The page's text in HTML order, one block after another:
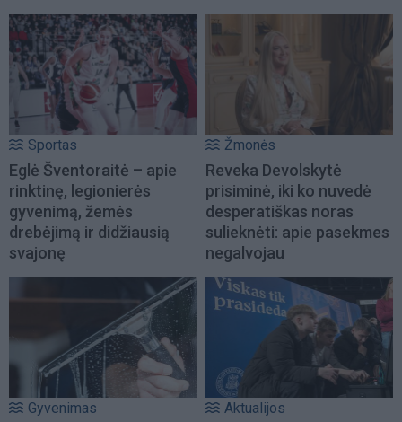
Sportas
Eglė Šventoraitė – apie
rinktinę, legionierės
gyvenimą, žemės
drebėjimą ir didžiausią
svajonę
Žmonės
Reveka Devolskytė
prisiminė, iki ko nuvedė
desperatiškas noras
sulieknėti: apie pasekmes
negalvojau
Gyvenimas Aktualijos